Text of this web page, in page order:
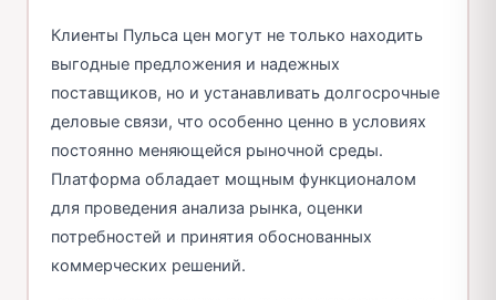
Клиенты Пульса цен могут не только находить
выгодные предложения и надежных
поставщиков, но и устанавливать долгосрочные
деловые связи, что особенно ценно в условиях
постоянно меняющейся рыночной среды.
Платформа обладает мощным функционалом
для проведения анализа рынка, оценки
потребностей и принятия обоснованных
коммерческих решений.